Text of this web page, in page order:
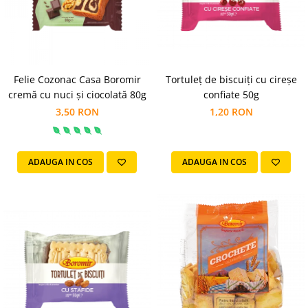
Cozo-Bun
Cozonac Cadou
Cozonac Mos Craciun
Cozonac Duofino
Cozonac Imperial
Cofetarie
Ciocolata
Salam de biscuiti
Fursecuri cu unt
Chec
Chec cu iaurt
Chec Ciocco
Felie Cozonac Casa Boromir
cremă cu nuci și ciocolată 80g
3,50 RON
ADAUGA IN COS
Tortuleț de biscuiți cu cireșe
confiate 50g
1,20 RON
ADAUGA IN COS